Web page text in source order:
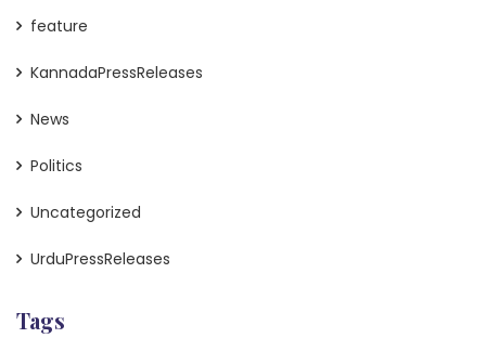
feature
KannadaPressReleases
News
Politics
Uncategorized
UrduPressReleases
Tags